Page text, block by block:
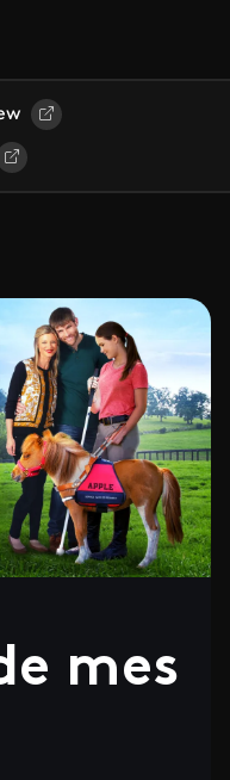
mes